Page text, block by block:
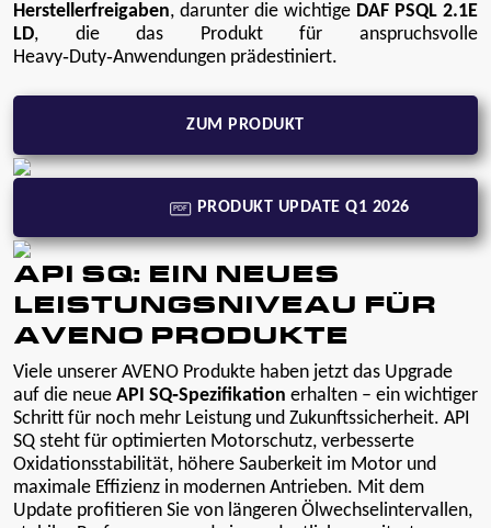
Herstellerfreigaben, darunter die wichtige DAF PSQL 2.1E
LD, die das Produkt für anspruchsvolle
Heavy‑Duty‑Anwendungen prädestiniert.
ZUM PRODUKT
PRODUKT UPDATE Q1 2026
PDF
API SQ: EIN NEUES
LEISTUNGSNIVEAU FÜR
AVENO PRODUKTE
Viele unserer AVENO Produkte haben jetzt das Upgrade
auf die neue API SQ‑Spezifikation erhalten – ein wichtiger
Schritt für noch mehr Leistung und Zukunftssicherheit. API
SQ steht für optimierten Motorschutz, verbesserte
Oxidationsstabilität, höhere Sauberkeit im Motor und
maximale Effizienz in modernen Antrieben. Mit dem
Update profitieren Sie von längeren Ölwechselintervallen,